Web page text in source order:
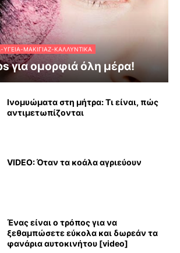
ΜΑΚΙΓΙΆΖ-ΚΑΛΛΥΝΤΙΚΆ
για ομορφιά όλη μέρα!
Ινομυώματα στη μήτρα: Τι είναι, πώς
αντιμετωπίζονται
VIDEO: Όταν τα κοάλα αγριεύουν
Ένας είναι ο τρόπος για να
ξεθαμπώσετε εύκολα και δωρεάν τα
φανάρια αυτοκινήτου [video]